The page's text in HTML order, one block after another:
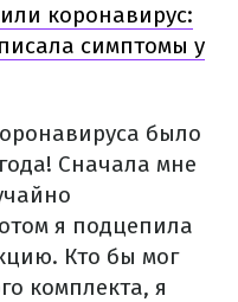
коронавирус:
симптомы у
было
Сначала мне
я подцепила
Кто бы мог
комплекта, я